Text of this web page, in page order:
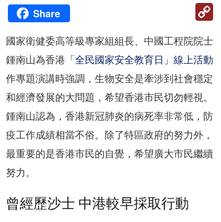
Share
國家衛健委高等級專家組組長、中國工程院院士
鍾南山為香港 「全民國家安全教育日」線上活動
作專題演講時強調，生物安全是牽涉到社會穩定
和經濟發展的大問題，希望香港市民切勿輕視。
鍾南山認為，香港新冠肺炎的病死率非常低，防
疫工作成績相當不俗。除了特區政府的努力外，
最重要的是香港市民的自覺，希望廣大市民繼續
努力。
曾經歷沙士 中港較早採取行動